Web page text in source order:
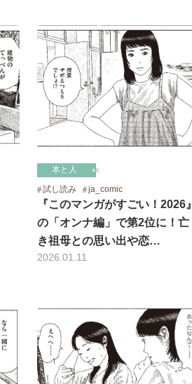
本と人
試し読み
ja_comic
『このマンガがすごい！2026』
の「オンナ編」で第2位に！亡
き祖母との思い出や恋…
2026.01.11